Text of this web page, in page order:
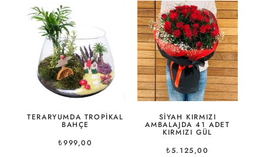
TERARYUMDA TROPIKAL
BAHÇE
₺999,00
SIYAH KIRMIZI
AMBALAJDA 41 ADET
KIRMIZI GÜL
₺5.125,00